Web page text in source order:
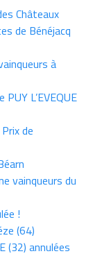
Châteaux
de Bénéjacq
à
L’EVEQUE
de
vainqueurs du
!
(64)
(32) annulées